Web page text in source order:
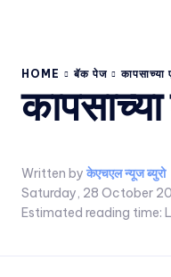
HOME बॅक पेज
Written by केएचएल न्यूज ब्युरो
Saturday, 28 October
Estimated reading time: